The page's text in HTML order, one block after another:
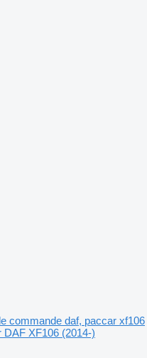
commande daf, paccar xf106
DAF XF106 (2014-)